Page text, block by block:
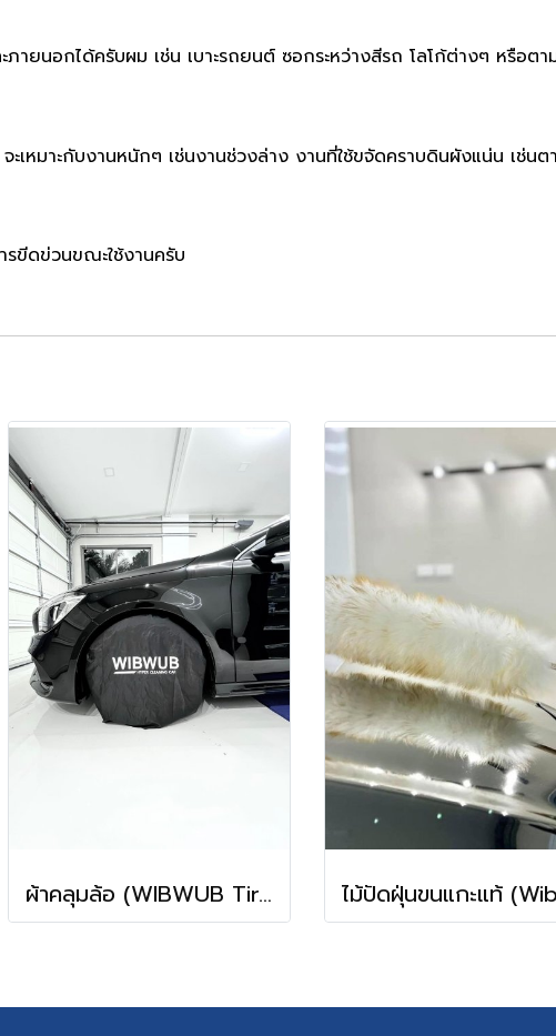
ภายนอกได้ครับผม เช่น เบาะรถยนต์ ซอกระหว่างสีรถ โลโก้ต่างๆ หรือ
เหมาะกับงานหนักๆ เช่นงานช่วงล่าง งานที่ใช้ขจัดคราบดินผังแน่น เช่น
ขีดข่วนขณะใช้งานครับ
ผ้าคลุมล้อ (WIBWUB Tire Cover)